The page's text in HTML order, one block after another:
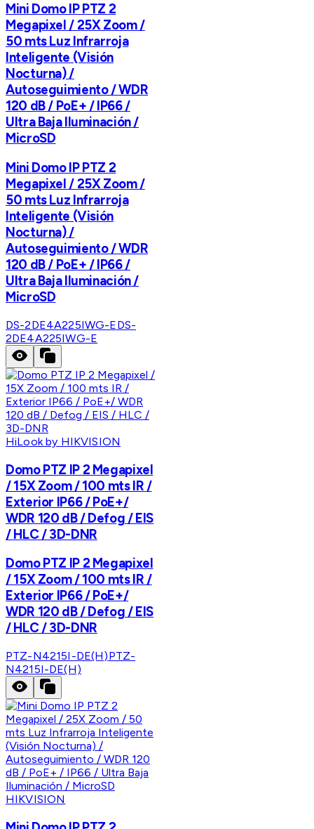
Mini Domo IP PTZ 2
Megapixel / 25X Zoom /
50 mts Luz Infrarroja
Inteligente (Visión
Nocturna) /
Autoseguimiento / WDR
120 dB / PoE+ / IP66 /
Ultra Baja Iluminación /
MicroSD
Mini Domo IP PTZ 2
Megapixel / 25X Zoom /
50 mts Luz Infrarroja
Inteligente (Visión
Nocturna) /
Autoseguimiento / WDR
120 dB / PoE+ / IP66 /
Ultra Baja Iluminación /
MicroSD
DS-2DE4A225IWG-EDS-
2DE4A225IWG-E
HiLook by HIKVISION
Domo PTZ IP 2 Megapixel
/ 15X Zoom / 100 mts IR /
Exterior IP66 / PoE+/
WDR 120 dB / Defog / EIS
/ HLC / 3D-DNR
Domo PTZ IP 2 Megapixel
/ 15X Zoom / 100 mts IR /
Exterior IP66 / PoE+/
WDR 120 dB / Defog / EIS
/ HLC / 3D-DNR
PTZ-N4215I-DE(H)PTZ-
N4215I-DE(H)
HIKVISION